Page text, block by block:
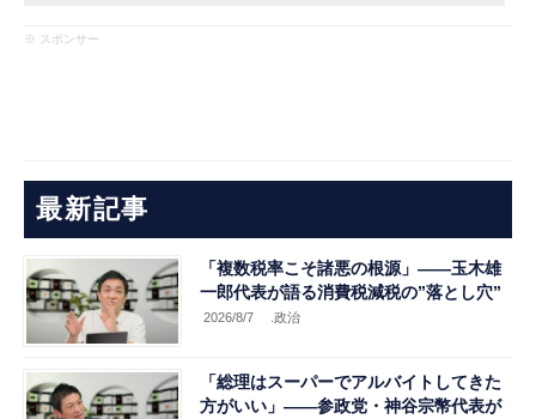
※ スポンサー
最新記事
「複数税率こそ諸悪の根源」――玉木雄
一郎代表が語る消費税減税の”落とし穴”
2026/8/7 .政治
「総理はスーパーでアルバイトしてきた
方がいい」――参政党・神谷宗幣代表が